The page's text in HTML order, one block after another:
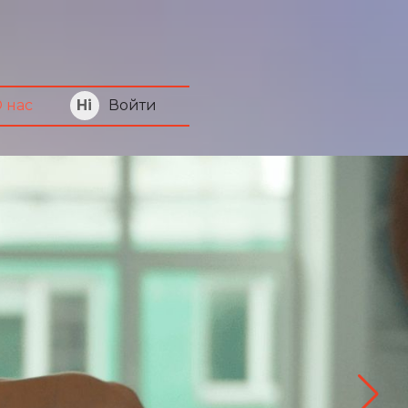
Войти
нас